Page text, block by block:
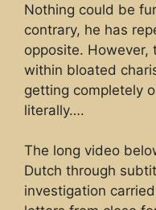
Nothing could be
contrary, he has
opposite. However,
within bloated
getting completely
literally….
The long video
Dutch through
investigation